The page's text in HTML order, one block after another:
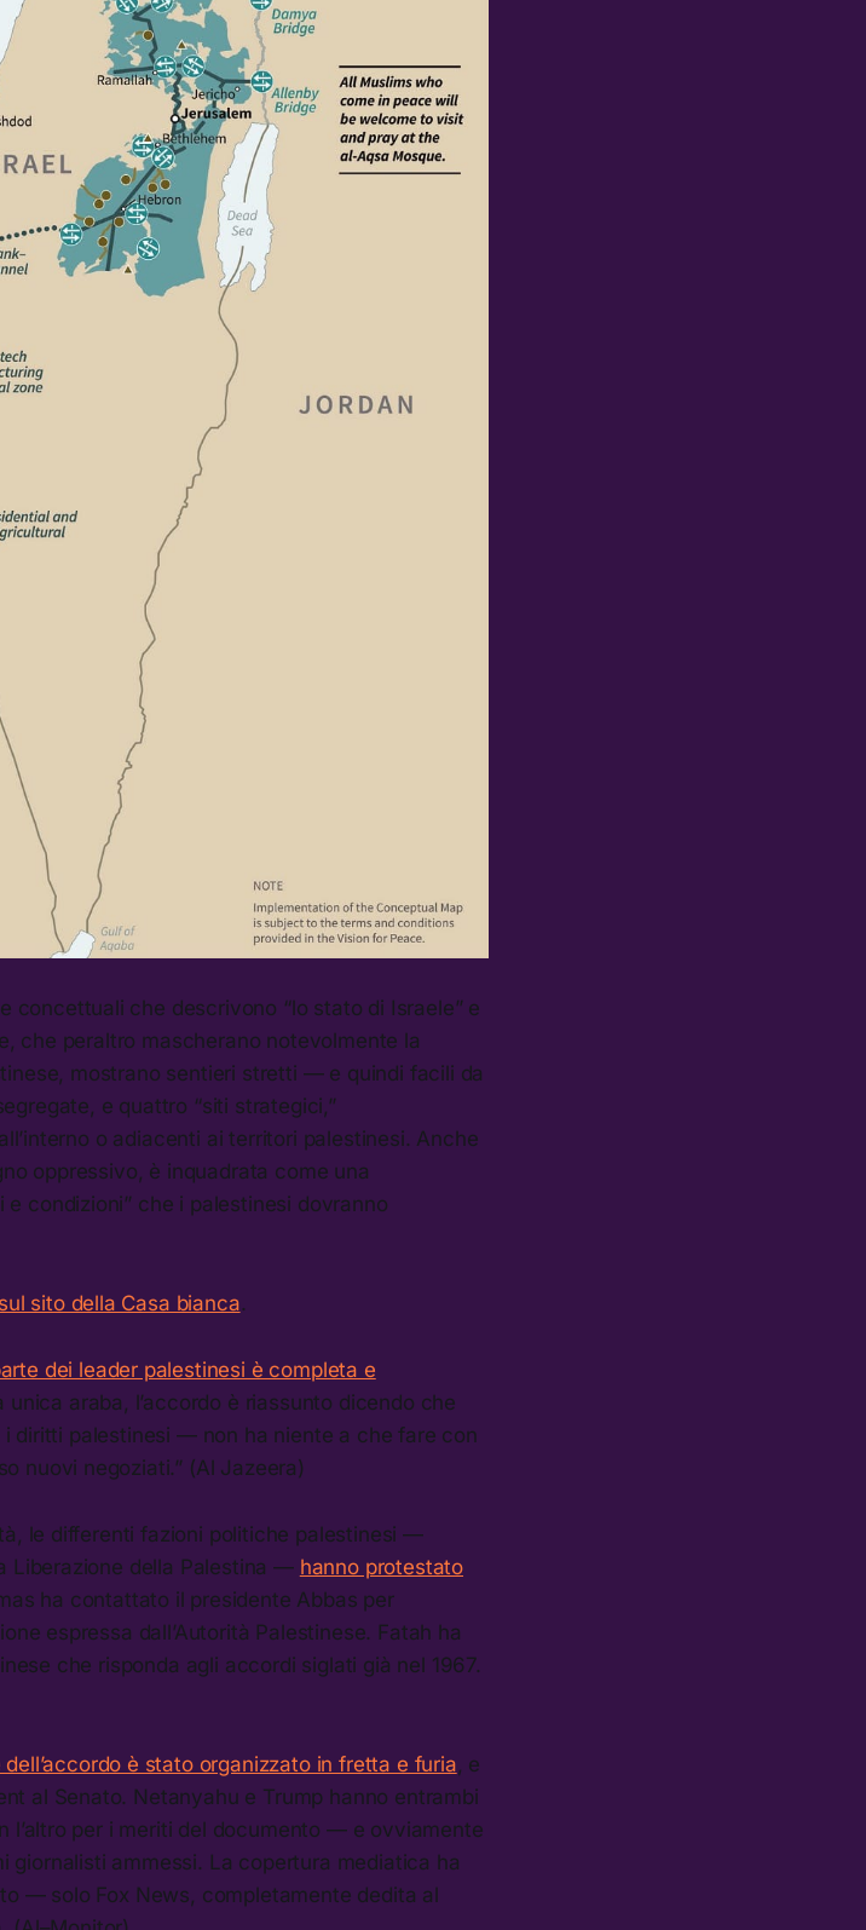
concettuali che descrivono “lo stato di Israele” e
che peraltro mascherano notevolmente la
mostrano sentieri stretti — e quindi facili da
e quattro “siti strategici,”
o adiacenti ai territori palestinesi. Anche
oppressivo, è inquadrata come una
condizioni” che i palestinesi dovranno
sul sito della Casa bianca.
dei leader palestinesi è completa e
araba, l’accordo è riassunto dicendo che
i diritti palestinesi — non ha niente a che fare con
nuovi negoziati.” (Al Jazeera)
le differenti fazioni politiche palestinesi —
Liberazione della Palestina — hanno protestato
ha contattato il presidente Abbas per
espressa dall’Autorità Palestinese. Fatah ha
che risponda agli accordi siglati già nel 1967.
dell’accordo è stato organizzato in fretta e furia, e
al Senato. Netanyahu e Trump hanno entrambi
l’altro per i meriti del documento — e ovviamente
giornalisti ammessi. La copertura mediatica ha
— solo Fox News, completamente dedita al